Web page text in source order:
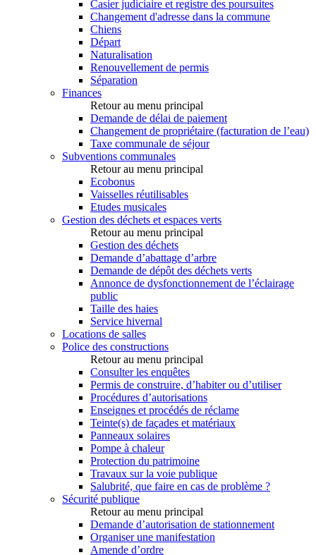
Casier judiciaire et registre des poursuites
Changement d'adresse dans la commune
Chiens
Départ
Naturalisation
Renouvellement de permis
Séparation
Finances
Retour au menu principal
Demande de délai de paiement
Changement de propriétaire (facturation de l’eau)
Taxe communale de séjour
Subventions communales
Retour au menu principal
Ecobonus
Vaisselles réutilisables
Etudes musicales
Gestion des déchets et espaces verts
Retour au menu principal
Gestion des déchets
Demande d’abattage d’arbre
Demande de dépôt des déchets verts
Annonce de dysfonctionnement de l’éclairage
public
Taille des haies
Service hivernal
Locations de salles
Police des constructions
Retour au menu principal
Consulter les enquêtes
Permis de construire, d’habiter ou d’utiliser
Procédures d’autorisations
Enseignes et procédés de réclame
Teinte(s) de façades et matériaux
Panneaux solaires
Pompe à chaleur
Protection du patrimoine
Travaux sur la voie publique
Salubrité, que faire en cas de problème ?
Sécurité publique
Retour au menu principal
Demande d’autorisation de stationnement
Organiser une manifestation
Amende d’ordre